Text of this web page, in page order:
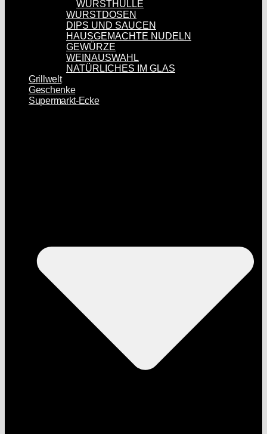
WURSTHÜLLE
WURSTDOSEN
DIPS UND SAUCEN
HAUSGEMACHTE NUDELN
GEWÜRZE
WEINAUSWAHL
NATÜRLICHES IM GLAS
Grillwelt
Geschenke
Supermarkt-Ecke